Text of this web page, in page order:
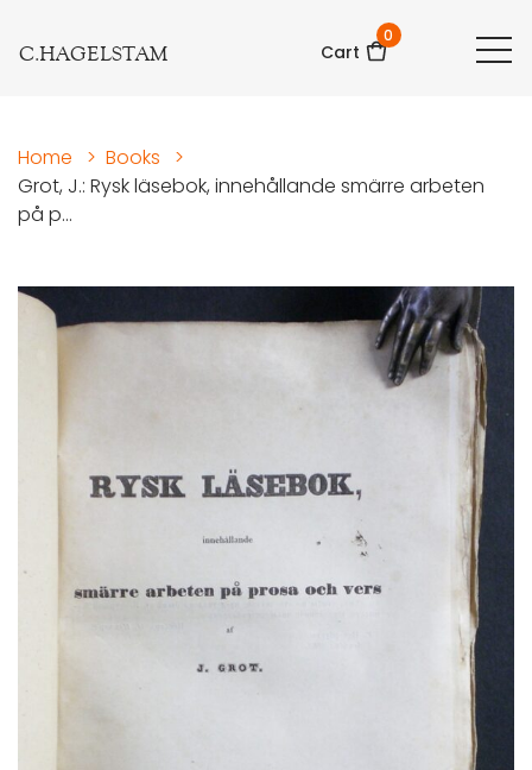
C.HAGELSTAM Cart
0
Home > Books
>
Grot, J.: Rysk läsebok, innehållande smärre arbeten
på p...